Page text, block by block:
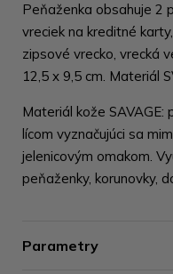
Peňaženka obsahuje 2
vreciek na kreditné
zipsové vrecko, vrecká
12,5 x 9,5 cm. Materiál
Materiál kože
lícom vyznačujúci sa
jelenicovým omakom.
peňaženky, korunovky,
Parametry